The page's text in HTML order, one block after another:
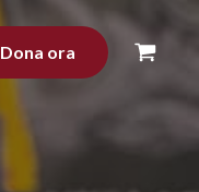
Dona ora